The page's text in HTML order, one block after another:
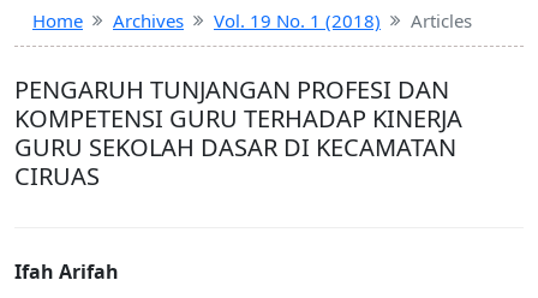
Home Archives Vol. 19 No. 1 (2018) Articles
PENGARUH TUNJANGAN PROFESI DAN
KOMPETENSI GURU TERHADAP KINERJA
GURU SEKOLAH DASAR DI KECAMATAN
CIRUAS
Ifah Arifah